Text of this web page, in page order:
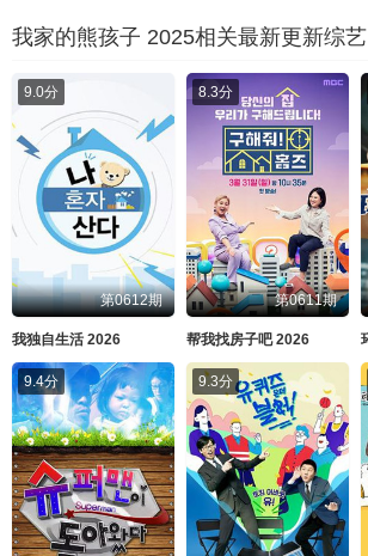
我家的熊孩子 2025相关最新更新综艺
9.0分
第0612期
我独自生活 2026
8.3分
第0611期
帮我找房子吧 2026
9.4分 9.3分